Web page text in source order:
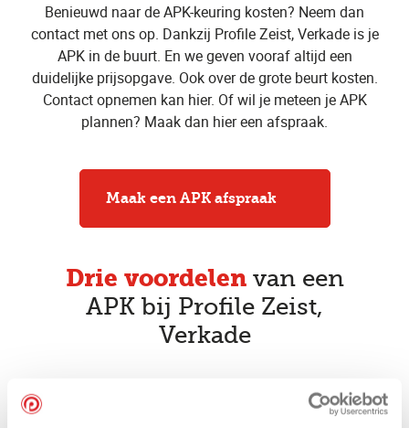
Benieuwd naar de APK-keuring kosten? Neem dan
contact met ons op. Dankzij Profile Zeist, Verkade is je
APK in de buurt. En we geven vooraf altijd een
duidelijke prijsopgave. Ook over de grote beurt kosten.
Contact opnemen kan hier. Of wil je meteen je APK
plannen? Maak dan hier een afspraak.
Maak een APK afspraak
Drie voordelen van een
APK bij Profile Zeist,
Verkade
Vakkundige APK keurmeesters